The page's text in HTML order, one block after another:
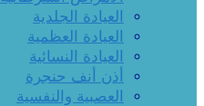
العيادة الجلدية
العيادة العظمية
العيادة النسائية
أذن أنف حنجرة
العصبية والنفسية